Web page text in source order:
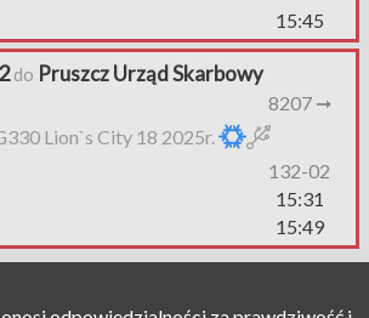
15:45
do Pruszcz Urząd Skarbowy
8207 ➞
Lion`s City 18 2025r.
132-02
15:31
15:49